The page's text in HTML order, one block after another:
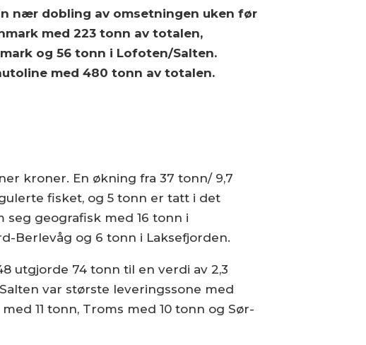
nær dobling av omsetningen uken før
med 223 tonn av totalen,
og 56 tonn i Lofoten/Salten.
med 480 tonn av totalen.
kroner. En økning fra 37 tonn/ 9,7
fisket, og 5 tonn er tatt i det
geografisk med 16 tonn i
Berlevåg og 6 tonn i Laksefjorden.
utgjorde 74 tonn til en verdi av 2,3
var største leveringssone med
11 tonn, Troms med 10 tonn og Sør-